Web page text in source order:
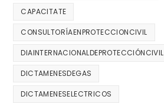
CAPACITATE
CONSULTORÍAENPROTECCIONCIVIL
DIAINTERNACIONALDEPROTECCIÓNCIVIL
DICTAMENESDEGAS
DICTAMENESELECTRICOS